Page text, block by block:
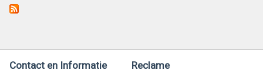
Contact en Informatie Reclame